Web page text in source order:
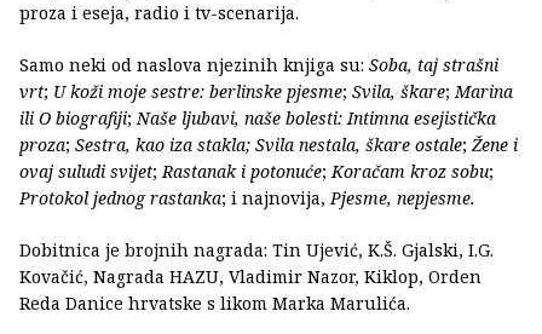
proza i eseja, radio i tv-scenarija.
Samo neki od naslova njezinih knjiga su: Soba, taj strašni
vrt; U koži moje sestre: berlinske pjesme; Svila, škare;Marina
ili O biografiji; Naše ljubavi, naše bolesti: Intimna esejistička
proza; Sestra, kao iza stakla; Svila nestala, škare ostale;Žene i
ovaj suludi svijet; Rastanak i potonuće; Koračam kroz sobu;
Protokol jednog rastanka; i najnovija, Pjesme, nepjesme.
Dobitnica je brojnih nagrada: Tin Ujević, K.Š. Gjalski, I.G.
Kovačić, Nagrada HAZU, Vladimir Nazor, Kiklop, Orden
Reda Danice hrvatske s likom Marka Marulića.